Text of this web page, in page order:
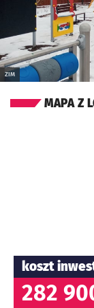
ZIM
MAPA Z
koszt
282